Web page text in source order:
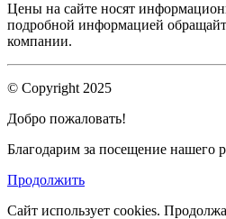
Цены на сайте носят
подробной информацией
компании.
© Copyright 2025
Добро пожаловать!
Благодарим за посещение нашего
Продолжить
Сайт использует cookies.